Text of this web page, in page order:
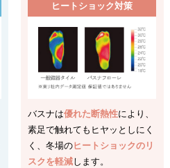
ヒートショック対策
バスナは優れた断熱性により、
素足で触れてもヒヤッとしにく
く、冬場の ヒートショックのリ
スクを軽減します。